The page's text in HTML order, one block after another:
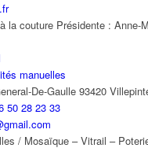
la couture Présidente : Anne-
manuelles
De-Gaulle 93420
50 28 23 33
/ Mosaïque – Vitrail –